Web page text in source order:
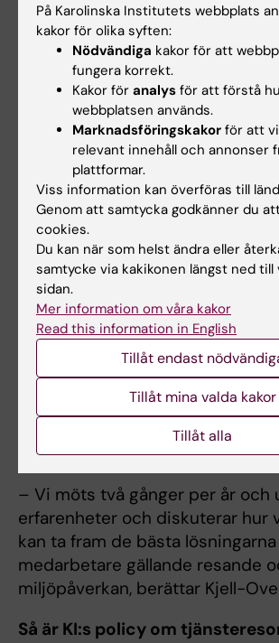
– Det är inte fråga om att helt
fysiska mötena behövs och kan
ersättas. Fokus ligger framför allt
görs över halva landet för ett
där ett videomöte kan vara ett
– Att slippa resa underlättar
vi behöver inte boka
av med familjen, bo på hotell och
kan jobba effektivt, gå från
låta fritiden vara just fri tid, säger
Lindgren.
För att dra lärdom av varandra
Sverige startat en
av KI, Kungliga tekniska
Universitet, Lunds Universitet,
Universitet, Sveriges
Stockholms Universitet och
universitet.
– Vi möts två gånger per år och
erfarenheter och diskuterar hur
kan ta fram de bästa
medarbetare gällande resande
miljöpåverkan, berättar Kjell-
Så är KI:s policy om
På Karolinska Institutets webbplats
kakor för olika syften:
Nödvändiga kakor för att
fungera korrekt.
Kakor för analys för att förstå
webbplatsen används.
Marknadsföringskakor för att
relevant innehåll och annonser
plattformar.
Viss information kan överföras till
Genom att samtycka godkänner du
cookies.
Du kan när som helst ändra eller
samtycke via kakikonen längst ned till
sidan.
Mer information om våra kakor
Read this information in English
Tillåt endast
Tillåt mina valda kakor
Tillåt alla